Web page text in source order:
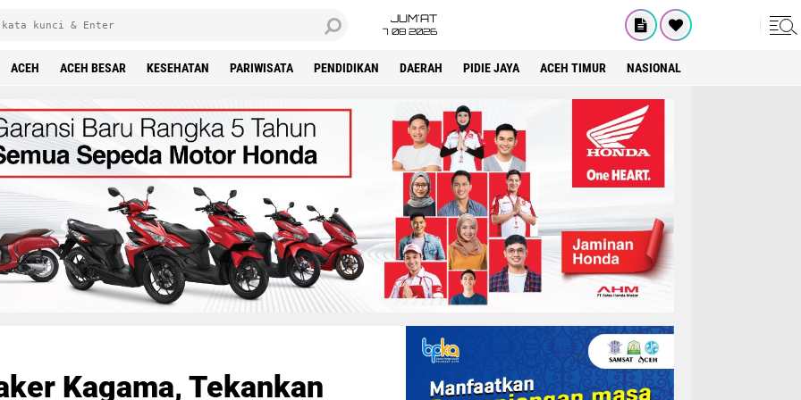
JUM'AT
7 08 2026
ACEH ACEH BESAR KESEHATAN PARIWISATA PENDIDIKAN DAERAH PIDIE JAYA ACEH TIMUR NASIONAL
Kagama, Tekankan